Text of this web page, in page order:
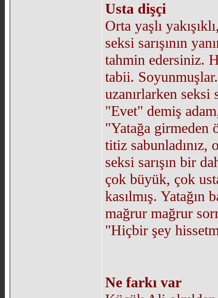
Usta dişçi
Orta yaşlı
seksi sarışının
tahmin edersiniz.
tabii.
uzanırlarken seksi
"Evet" demiş
"Yatağa girmeden
titiz sabunladınız,
seksi sarışın bir
çok büyük, çok
kasılmış. Yatağın
mağrur mağrur
"Hiçbir şey
Ne farkı var